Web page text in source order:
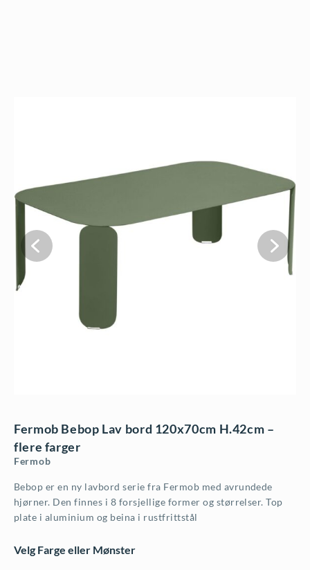
Fermob Bebop Lav bord 120x70cm H.42cm –
flere farger
Fermob
Bebop er en ny lavbord serie fra Fermob med avrundede
hjørner. Den finnes i 8 forsjellige former og størrelser. Top
plate i aluminium og beina i rustfrittstål
Velg Farge eller Mønster